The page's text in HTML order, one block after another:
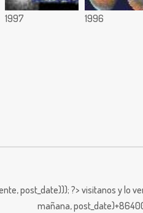
1997 1996
post_date))); ?> visitanos y lo
mañana,